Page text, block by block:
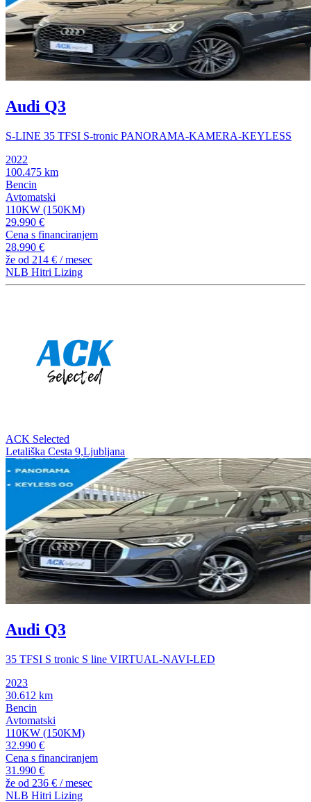
Audi Q3
S-LINE 35 TFSI S-tronic PANORAMA-KAMERA-KEYLESS
2022
100.475 km
Bencin
Avtomatski
110KW (150KM)
29.990 €
Cena s financiranjem
28.990 €
že od 214 € / mesec
NLB Hitri Lizing
ACK Selected
Letališka Cesta 9,Ljubljana
Audi Q3
35 TFSI S tronic S line VIRTUAL-NAVI-LED
2023
30.612 km
Bencin
Avtomatski
110KW (150KM)
32.990 €
Cena s financiranjem
31.990 €
že od 236 € / mesec
NLB Hitri Lizing